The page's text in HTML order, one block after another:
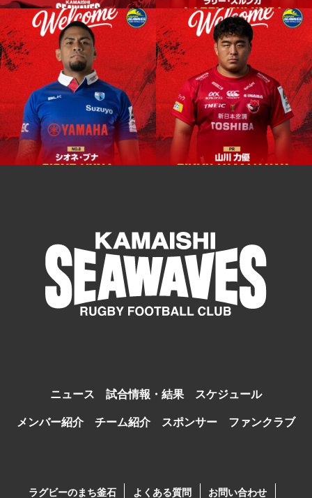
ニュース 試合情報・結果
スケジュール
メンバー紹介
チーム紹介 スポンサー ファンクラブ
ラグビーのまち釜石 よくある質問 お問い合わせ